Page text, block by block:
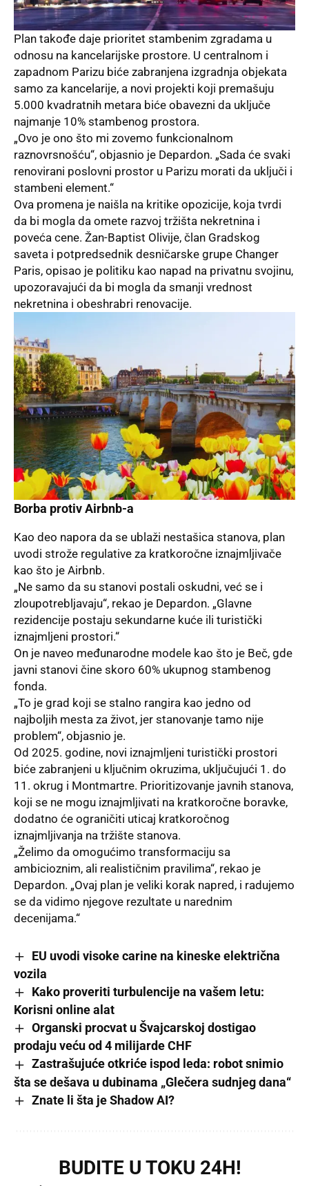
Plan takođe daje prioritet stambenim zgradama u
odnosu na kancelarijske prostore. U centralnom i
zapadnom Parizu biće zabranjena izgradnja objekata
samo za kancelarije, a novi projekti koji premašuju
5.000 kvadratnih metara biće obavezni da uključe
najmanje 10% stambenog prostora.
„Ovo je ono što mi zovemo funkcionalnom
raznovrsnošću“, objasnio je Depardon. „Sada će svaki
renovirani poslovni prostor u Parizu morati da uključi i
stambeni element.“
Ova promena je naišla na kritike opozicije, koja tvrdi
da bi mogla da omete razvoj tržišta nekretnina i
poveća cene. Žan-Baptist Olivije, član Gradskog
saveta i potpredsednik desničarske grupe Changer
Paris, opisao je politiku kao napad na privatnu svojinu,
upozoravajući da bi mogla da smanji vrednost
nekretnina i obeshrabri renovacije.
Borba protiv Airbnb-a
Kao deo napora da se ublaži nestašica stanova, plan
uvodi strože regulative za kratkoročne iznajmljivače
kao što je Airbnb.
„Ne samo da su stanovi postali oskudni, već se i
zloupotrebljavaju“, rekao je Depardon. „Glavne
rezidencije postaju sekundarne kuće ili turistički
iznajmljeni prostori.“
On je naveo međunarodne modele kao što je Beč, gde
javni stanovi čine skoro 60% ukupnog stambenog
fonda.
„To je grad koji se stalno rangira kao jedno od
najboljih mesta za život, jer stanovanje tamo nije
problem“, objasnio je.
Od 2025. godine, novi iznajmljeni turistički prostori
biće zabranjeni u ključnim okruzima, uključujući 1. do
11. okrug i Montmartre. Prioritizovanje javnih stanova,
koji se ne mogu iznajmljivati na kratkoročne boravke,
dodatno će ograničiti uticaj kratkoročnog
iznajmljivanja na tržište stanova.
„Želimo da omogućimo transformaciju sa
ambicioznim, ali realističnim pravilima“, rekao je
Depardon. „Ovaj plan je veliki korak napred, i radujemo
se da vidimo njegove rezultate u narednim
decenijama.“
EU uvodi visoke carine na kineske električna
vozila
Kako proveriti turbulencije na vašem letu:
Korisni online alat
Organski procvat u Švajcarskoj dostigao
prodaju veću od 4 milijarde CHF
Zastrašujuće otkriće ispod leda: robot snimio
šta se dešava u dubinama „Glečera sudnjeg dana“
Znate li šta je Shadow AI?
BUDITE U TOKU 24H!